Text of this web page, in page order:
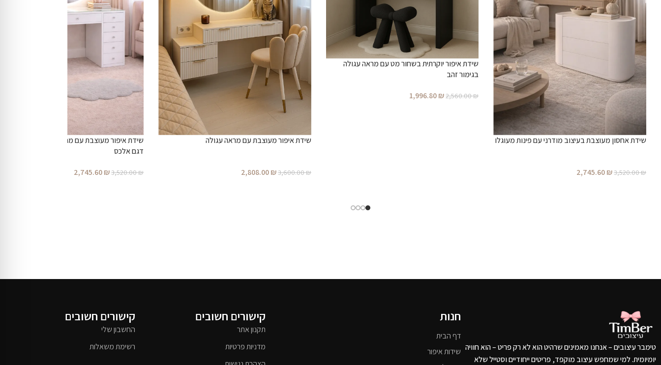
שידת אחסון מעוצבת בעיצוב מודרני עם פינות מעוגלו
3,520.00₪
2,745.60₪
שידת איפור יוקרתית בשחור מט עם מראה עגולה
בגימור זהב
2,560.00₪
1,996.80₪
שידת איפור מעוצבת עם מראה עגולה
3,600.00₪
2,808.00₪
דגם אלכס
3,520.00₪
2,745.60₪
טימבר עיצובים – אנחנו מאמינים שרהיט הוא לא רק פריט – הוא חוויה
יומיומית. למי שמחפש עיצוב מוקפד, פריטים ייחודיים וסטייל שלא
חנות
דף הבית
שידות איפור
קישורים חשובים
תקנון אתר
מדניות פרטיות
קישורים חשובים
החשבון שלי
רשימת משאלות